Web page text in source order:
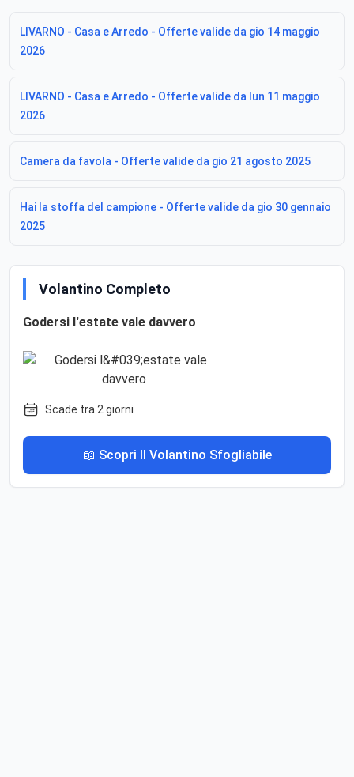
LIVARNO - Casa e Arredo - Offerte valide da gio 14 maggio
2026
LIVARNO - Casa e Arredo - Offerte valide da lun 11 maggio
2026
Camera da favola - Offerte valide da gio 21 agosto 2025
Hai la stoffa del campione - Offerte valide da gio 30 gennaio
2025
Volantino Completo
Godersi l'estate vale davvero
Scade tra 2 giorni
📖 Scopri Il Volantino Sfogliabile